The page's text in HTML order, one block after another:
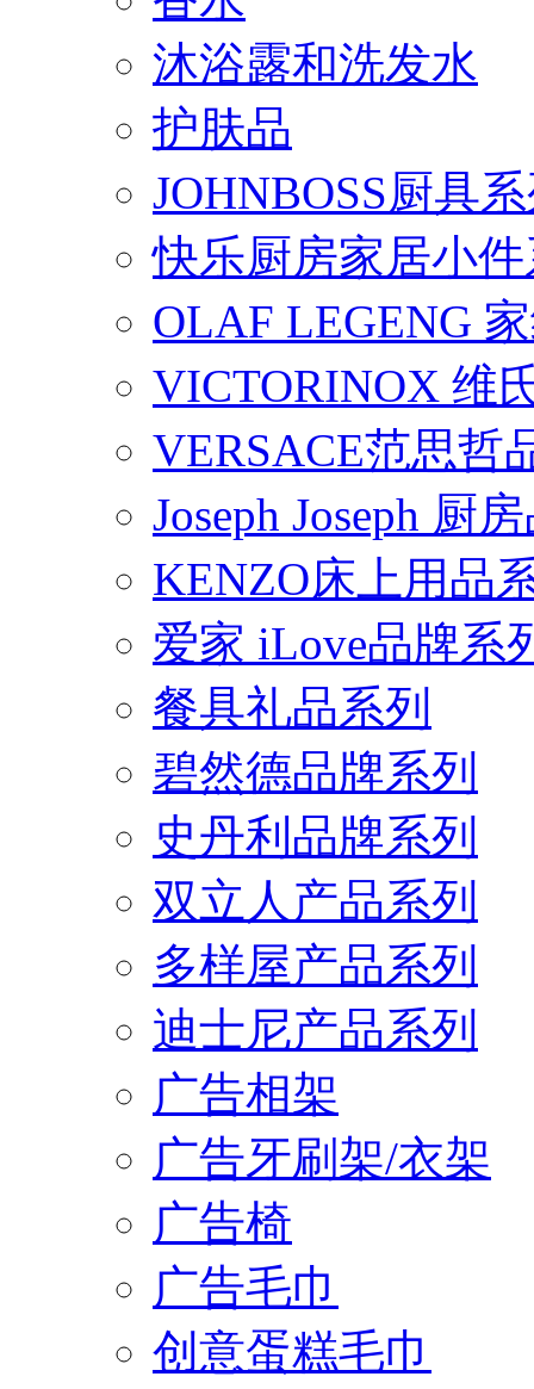
沐浴露和洗发水
护肤品
JOHNBOSS厨具
快乐厨房家居小
OLAF LEGENG
VICTORINOX 维
VERSACE范思哲
Joseph Joseph 厨
KENZO床上用品
爱家 iLove品牌系
餐具礼品系列
碧然德品牌系列
史丹利品牌系列
双立人产品系列
多样屋产品系列
迪士尼产品系列
广告相架
广告牙刷架/衣架
广告椅
广告毛巾
创意蛋糕毛巾